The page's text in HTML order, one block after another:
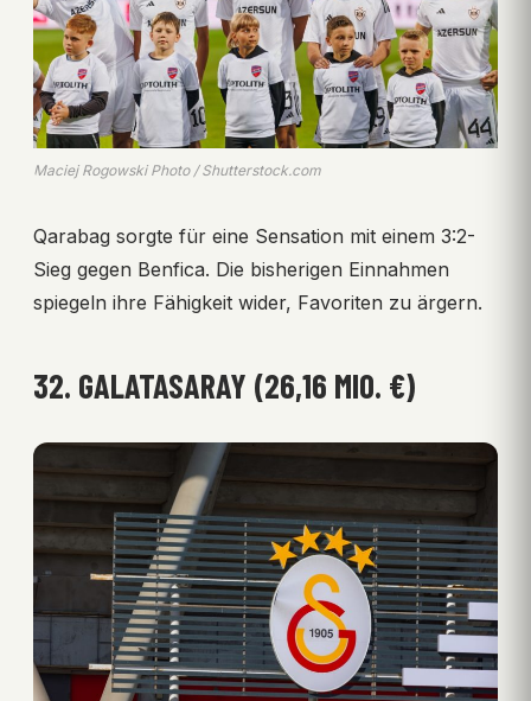
Maciej Rogowski Photo / Shutterstock.com
Qarabag sorgte für eine Sensation mit einem 3:2-
Sieg gegen Benfica. Die bisherigen Einnahmen
spiegeln ihre Fähigkeit wider, Favoriten zu ärgern.
32. GALATASARAY (26,16 MIO. €)